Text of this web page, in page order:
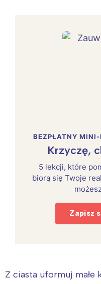
BEZPŁATNY MINI-
Krzyczę,
5 lekcji, które
biorą się Twoje
Zapisz
Z ciasta uformuj małe